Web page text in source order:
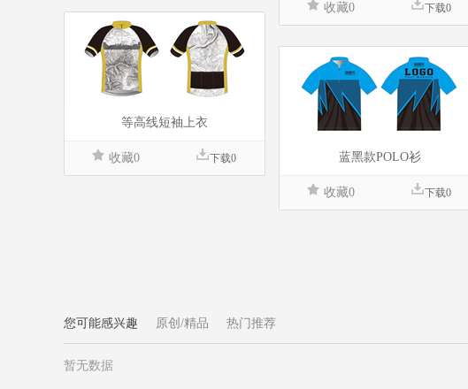
收藏0 下载0
等高线短袖上衣
收藏0 下载0 蓝黑款POLO衫
收藏0 下载0
您可能感兴趣 原创/精品 热门推荐
暂无数据